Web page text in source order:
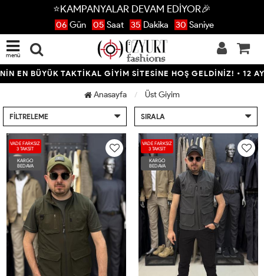
⭐KAMPANYALAR DEVAM EDİYOR🎉
06 Gün 05 Saat 35 Dakika 29 Saniye
menü
TAKTİKAL GİYİM SİTESİNE HOŞ GELDİNİZ! • 12 AYA
Anasayfa Üst Giyim
FILTRELEME SIRALA
VADE FARKSIZ
3 TAKSİT
KARGO
BEDAVA
VADE FARKSIZ
3 TAKSİT
KARGO
BEDAVA